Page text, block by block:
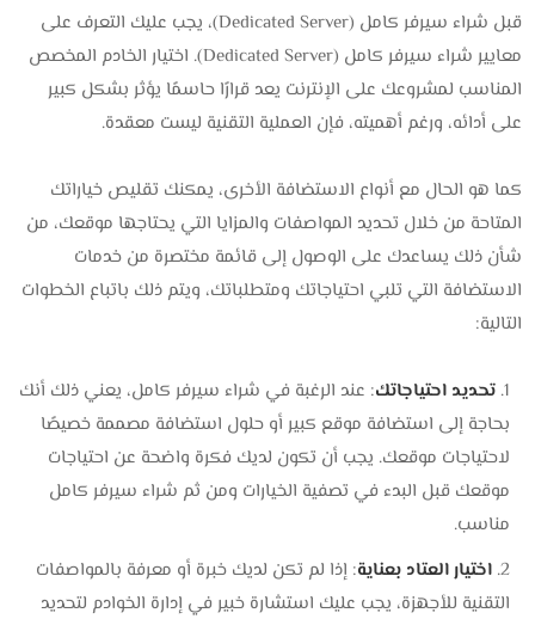
قبل شراء سيرفر كامل (Dedicated Server)، يجب عليك التعرف على
معايير شراء سيرفر كامل (Dedicated Server). اختيار الخادم المخصص
المناسب لمشروعك على الإنترنت يعد قرارًا حاسمًا يؤثر بشكل كبير
على أدائه، ورغم أهميته، فإن العملية التقنية ليست معقدة.
كما هو الحال مع أنواع الاستضافة الأخرى، يمكنك تقليص خياراتك
المتاحة من خلال تحديد المواصفات والمزايا التي يحتاجها موقعك، من
شأن ذلك يساعدك على الوصول إلى قائمة مختصرة من خدمات
الاستضافة التي تلبي احتياجاتك ومتطلباتك، ويتم ذلك باتباع الخطوات
التالية:
تحديد احتياجاتك: عند الرغبة في شراء سيرفر كامل، يعني ذلك أنك
بحاجة إلى استضافة موقع كبير أو حلول استضافة مصممة خصيصًا
لاحتياجات موقعك. يجب أن تكون لديك فكرة واضحة عن احتياجات
موقعك قبل البدء في تصفية الخيارات ومن ثم شراء سيرفر كامل
مناسب.
اختيار العتاد بعناية: إذا لم تكن لديك خبرة أو معرفة بالمواصفات
التقنية للأجهزة، يجب عليك استشارة خبير في إدارة الخوادم لتحديد